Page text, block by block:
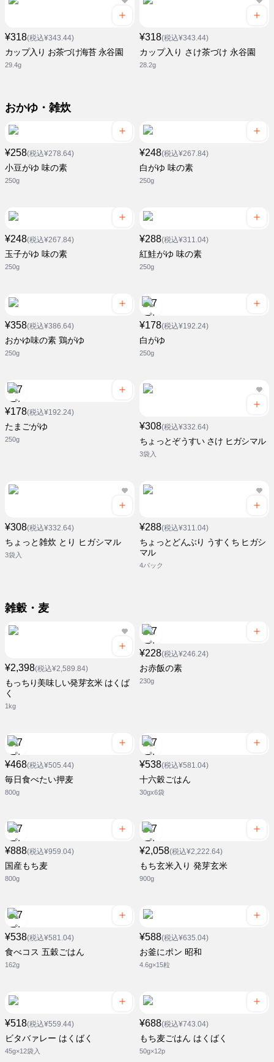
¥318(税込¥343.44)
カップ入り お茶づけ海苔 永谷園
29.4g
¥318(税込¥343.44)
カップ入り さけ茶づけ 永谷園
28.2g
おかゆ・雑炊
¥258(税込¥278.64)
小豆がゆ 味の素
250g
¥248(税込¥267.84)
白がゆ 味の素
250g
¥248(税込¥267.84)
玉子がゆ 味の素
250g
¥288(税込¥311.04)
紅鮭がゆ 味の素
250g
¥358(税込¥386.64)
おかゆ味の素 鶏がゆ
250g
¥178(税込¥192.24)
白がゆ
250g
¥178(税込¥192.24)
たまごがゆ
250g
¥308(税込¥332.64)
ちょっとぞうすい さけ ヒガシマル
3袋入
¥308(税込¥332.64)
ちょっと雑炊 とり ヒガシマル
3袋入
¥288(税込¥311.04)
ちょっとどんぶり うすくち ヒガシ
マル
4パック
雑穀・麦
¥2,398(税込¥2,589.84)
もっちり美味しい発芽玄米 はくば
く
1kg
¥228(税込¥246.24)
お赤飯の素
230g
¥468(税込¥505.44)
毎日食べたい押麦
800g
¥538(税込¥581.04)
十六穀ごはん
30gx6袋
¥888(税込¥959.04)
国産もち麦
800g
¥2,058(税込¥2,222.64)
もち玄米入り 発芽玄米
900g
¥538(税込¥581.04)
食べコス 五穀ごはん
162g
¥588(税込¥635.04)
お釜にポン 昭和
4.6g×15粒
¥518(税込¥559.44)
ビタバァレー はくばく
45g×12袋入
¥688(税込¥743.04)
もち麦ごはん はくばく
50g×12p